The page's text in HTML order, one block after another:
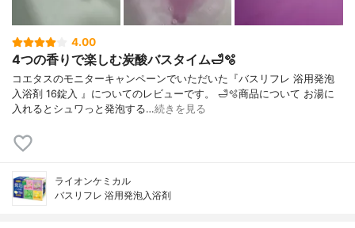
4.00
4つの香りで楽しむ炭酸バスタイム🛁🫧
コエタスのモニターキャンペーンでいただいた『バスリフレ 浴用発泡
入浴剤 16錠入 』についてのレビューです。 🛁🫧商品について お湯に
入れるとシュワっと発泡する…続きを見る
ライオンケミカル
バスリフレ 浴用発泡入浴剤